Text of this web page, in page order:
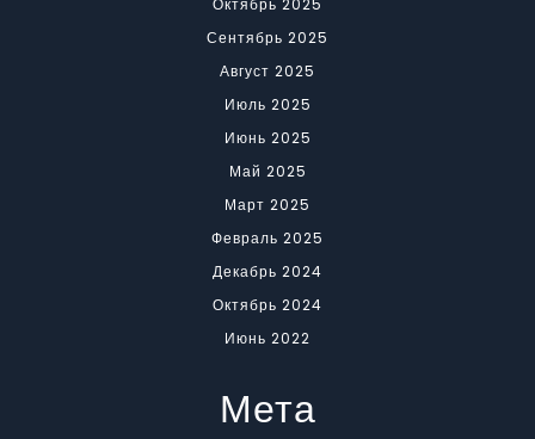
Октябрь 2025
Сентябрь 2025
Август 2025
Июль 2025
Июнь 2025
Май 2025
Март 2025
Февраль 2025
Декабрь 2024
Октябрь 2024
Июнь 2022
Мета